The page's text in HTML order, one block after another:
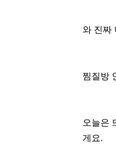
와 진짜
찜질방
오늘은
게요.